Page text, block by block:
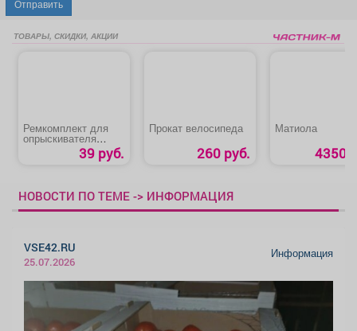
Отправить
ТОВАРЫ, СКИДКИ, АКЦИИ
Ремкомплект для
опрыскивателя
«ОП-207/ОП-20939 руб.
Прокат велосипеда
260 руб.
Матиола
4350
НОВОСТИ ПО ТЕМЕ -> ИНФОРМАЦИЯ
VSE42.RU
25.07.2026
Информация